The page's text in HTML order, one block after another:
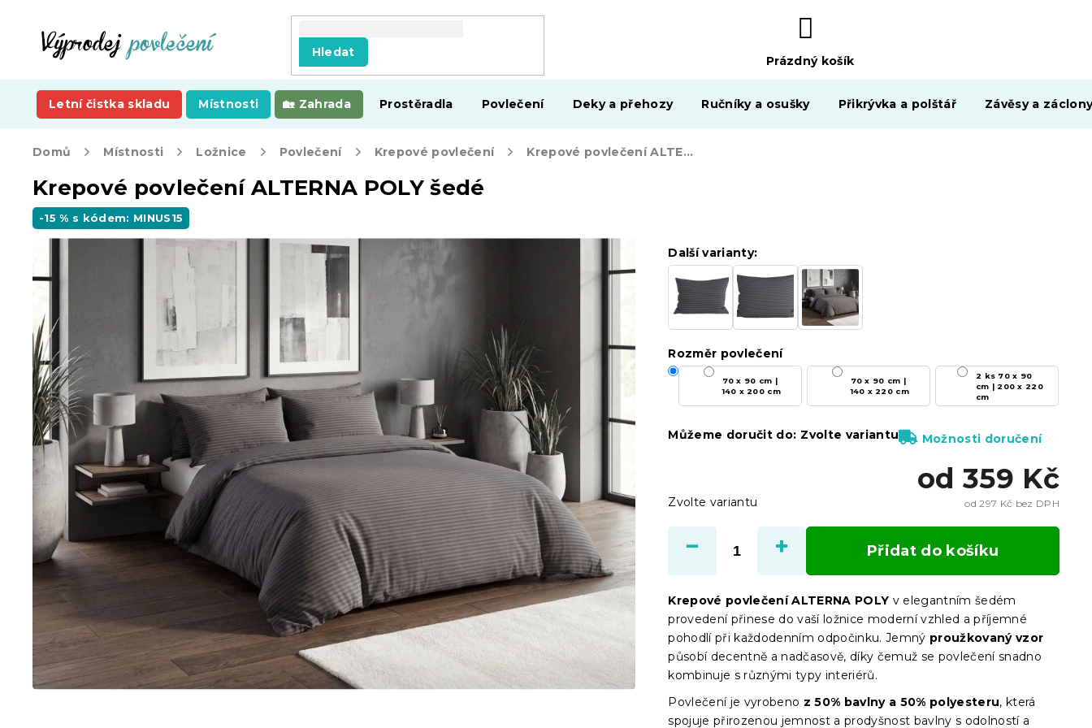
Hledat
NÁKUPNÍ
KOŠÍK
Prázdný košík
Letní čistka skladu Místnosti Zahrada Prostěradla Povlečení Deky a přehozy Ručníky a osušky Přikrývka a polštář Závěsy a
Domů Místnosti Ložnice Povlečení Krepové povlečení Krepové povlečení ALTERNA POLY šedé
Krepové povlečení ALTERNA POLY šedé
-15 % s kódem: MINUS15
od 359 Kč
od297 Kč bez DPH
cena:
Zvolte variantu
Další varianty:
Rozměr povlečení
70 x 90 cm |
140 x 200 cm
70 x 90 cm |
140 x 220 cm
2 ks 70 x 90
cm | 200 x 220
cm
Můžeme doručit do: Zvolte variantu Možnosti doručení
Přidat do košíku
Krepové povlečení ALTERNA POLY v elegantním šedém
provedení přinese do vaší ložnice moderní vzhled a příjemné
pohodlí při každodenním odpočinku. Jemný proužkovaný vzor
působí decentně a nadčasově, díky čemuž se povlečení snadno
kombinuje s různými typy interiérů.
Povlečení je vyrobeno z 50% bavlny a 50% polyesteru, která
spojuje přirozenou jemnost a prodyšnost bavlny s odolností a